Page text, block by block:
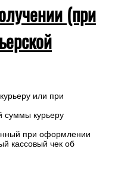
(при
или при
суммы курьеру
при оформлении
кассовый чек об